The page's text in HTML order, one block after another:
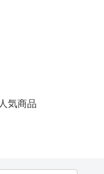
人気商品